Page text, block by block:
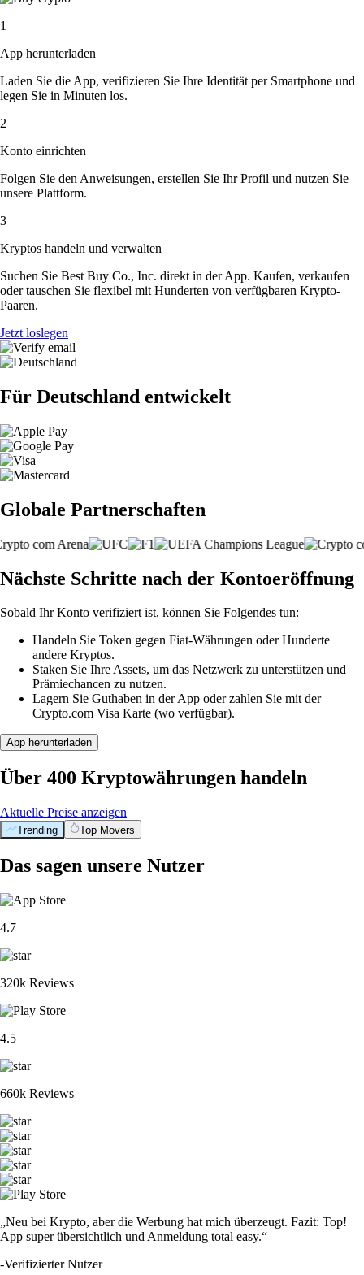
1
App herunterladen
Laden Sie die App, verifizieren Sie Ihre Identität per Smartphone und
legen Sie in Minuten los.
2
Konto einrichten
Folgen Sie den Anweisungen, erstellen Sie Ihr Profil und nutzen Sie
unsere Plattform.
3
Kryptos handeln und verwalten
Suchen Sie Best Buy Co., Inc. direkt in der App. Kaufen, verkaufen
oder tauschen Sie flexibel mit Hunderten von verfügbaren Krypto-
Paaren.
Jetzt loslegen
Für Deutschland entwickelt
Globale Partnerschaften
Nächste Schritte nach der Kontoeröffnung
Sobald Ihr Konto verifiziert ist, können Sie Folgendes tun:
Handeln Sie Token gegen Fiat-Währungen oder Hunderte
andere Kryptos.
Staken Sie Ihre Assets, um das Netzwerk zu unterstützen und
Prämiechancen zu nutzen.
Lagern Sie Guthaben in der App oder zahlen Sie mit der
Crypto.com Visa Karte (wo verfügbar).
App herunterladen
Über 400 Kryptowährungen handeln
Aktuelle Preise anzeigen
Trending Top Movers
Das sagen unsere Nutzer
4.7
320k Reviews
4.5
660k Reviews
„Neu bei Krypto, aber die Werbung hat mich überzeugt. Fazit: Top!
App super übersichtlich und Anmeldung total easy.“
-Verifizierter Nutzer